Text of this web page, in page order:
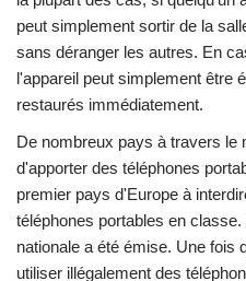
peut simplement sortir de la
sans déranger les autres. En
l'appareil peut simplement être
restaurés immédiatement.
De nombreux pays à travers le
d'apporter des téléphones
premier pays d'Europe à
téléphones portables en
nationale a été émise. Une fois
utiliser illégalement des